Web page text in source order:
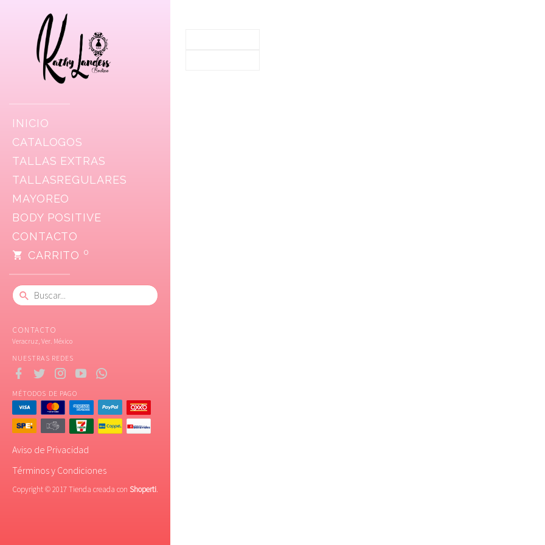
INICIO
CATALOGOS
TALLAS EXTRAS
TALLASREGULARES
MAYOREO
BODY POSITIVE
CONTACTO
CARRITO 0
CONTACTO
Veracruz, Ver. México
NUESTRAS REDES
MÉTODOS DE PAGO
Aviso de Privacidad
Términos y Condiciones
Copyright © 2017 Tienda creada con Shoperti.